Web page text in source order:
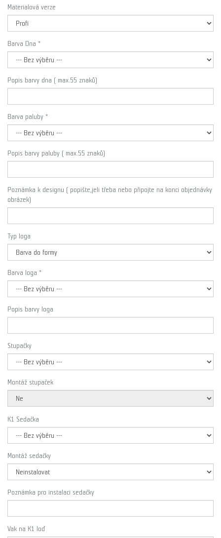
Materialová verze
Barva Dna *
Popis barvy dna ( max.55 znaků)
Barva paluby *
Popis barvy paluby ( max.55 znaků)
Poznámka k designu ( popište,jeli třeba nebo připojte na konci objednávky
obrázek)
Typ loga
Barva loga *
Popis barvy loga
Stupačky
Montáž stupaček
K1 Sedačka
Montáž sedačky
Poznámka pro instalaci sedačky
Vak na K1 loď